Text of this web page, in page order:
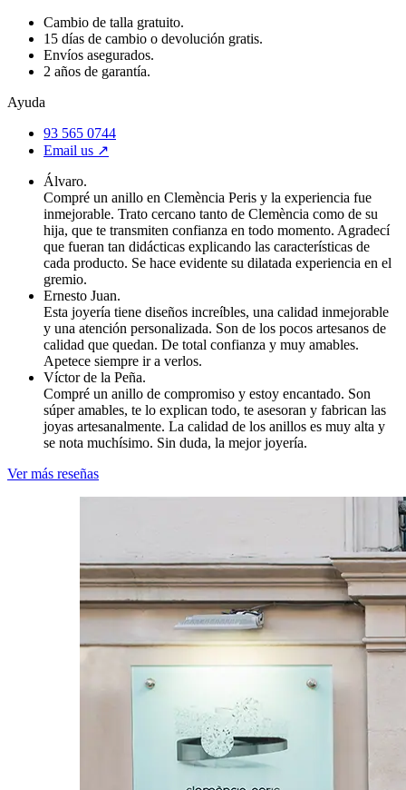
Cambio de talla gratuito.
15 días de cambio o devolución gratis.
Envíos asegurados.
2 años de garantía.
Ayuda
93 565 0744
Email us ↗︎
Álvaro.
Compré un anillo en Clemència Peris y la experiencia fue
inmejorable. Trato cercano tanto de Clemència como de su
hija, que te transmiten confianza en todo momento. Agradecí
que fueran tan didácticas explicando las características de
cada producto. Se hace evidente su dilatada experiencia en el
gremio.
Ernesto Juan.
Esta joyería tiene diseños increíbles, una calidad inmejorable
y una atención personalizada. Son de los pocos artesanos de
calidad que quedan. De total confianza y muy amables.
Apetece siempre ir a verlos.
Víctor de la Peña.
Compré un anillo de compromiso y estoy encantado. Son
súper amables, te lo explican todo, te asesoran y fabrican las
joyas artesanalmente. La calidad de los anillos es muy alta y
se nota muchísimo. Sin duda, la mejor joyería.
Ver más reseñas